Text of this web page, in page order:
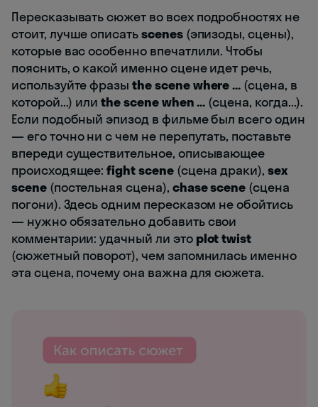
Пересказывать сюжет во всех подробностях не
стоит, лучше описатьscenes(эпизоды, сцены),
которые вас особенно впечатлили. Чтобы
пояснить, о какой именно сцене идет речь,
используйте фразы the scene where ... (сцена, в
которой...) или the scene when ... (сцена, когда...).
Если подобный эпизод в фильме был всего один
— его точно ни с чем не перепутать, поставьте
впереди существительное, описывающее
происходящее: fight scene(сцена драки), sex
scene(постельная сцена), chase scene (сцена
погони). Здесь одним пересказом не обойтись
— нужно обязательно добавить свои
комментарии: удачный ли это plot twist
(сюжетный поворот), чем запомнилась именно
эта сцена, почему она важна для сюжета.